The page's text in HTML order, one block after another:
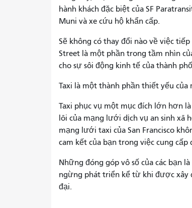
hành khách đặc biệt của SF
Muni và xe cứu hộ khẩn cấp.
Sẽ không có thay đổi nào về việc
Street là một phần trong tầm nhìn
cho sự sôi động kinh tế của thành
Taxi là một thành phần thiết yếu
Taxi phục vụ một mục đích lớn hơn
lõi của mạng lưới dịch vụ an sinh xã
mạng lưới taxi của San Francisco
cam kết của bạn trong việc cung cấp
Những đóng góp vô số của các bạn
ngừng phát triển kể từ khi được xây
đại.